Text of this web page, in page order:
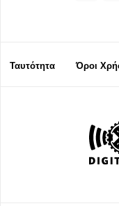
Ταυτότητα Όροι